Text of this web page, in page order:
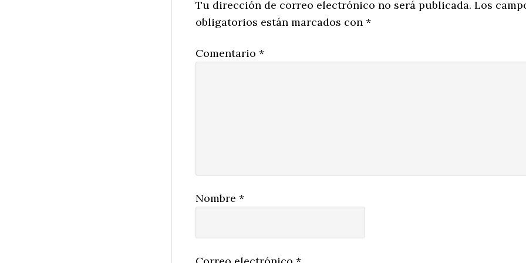
Tu dirección de correo electrónico no será publicada. Los
obligatorios están marcados con *
Comentario *
Nombre *